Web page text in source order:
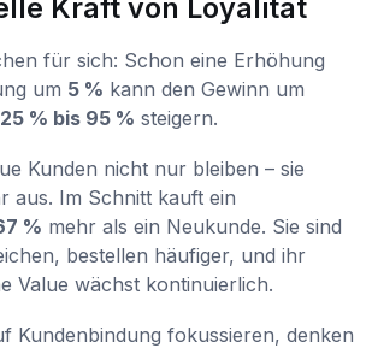
Kraft von Loyalität
für sich: Schon eine Erhöhung
um 5 % kann den Gewinn um
25 % bis 95 % steigern.
Kunden nicht nur bleiben – sie
aus. Im Schnitt kauft ein
% mehr als ein Neukunde. Sie sind
bestellen häufiger, und ihr
Value wächst kontinuierlich.
Kundenbindung fokussieren, denken